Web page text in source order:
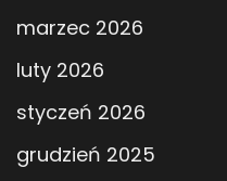
marzec 2026
luty 2026
styczeń 2026
grudzień 2025